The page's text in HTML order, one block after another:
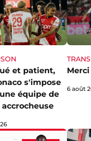
et patient,
s'impose
équipe de
accrocheuse
6 août